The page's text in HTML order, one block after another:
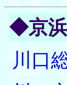
◆京浜
川口